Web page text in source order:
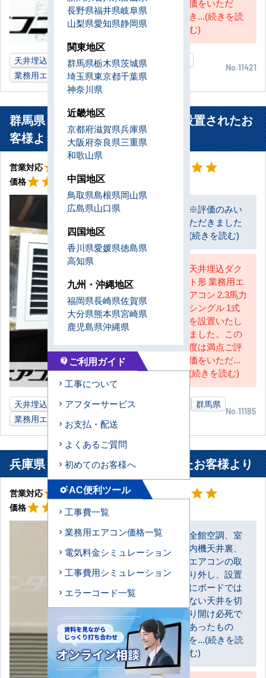
き...(続きを読
む)
天井埋込ダクト形 4馬力 薬局店舗
業務用エアコン
No.11421
群馬県 桐生市 イタリアン店舗に設置されたお
客様より
営業対応 星5
star 星5
starstar
価格 星5
starstar starstarstar
※評価のみい
ただきました
(続きを読む)
天井埋込ダク
ト形 業務用エ
アコン 2.3馬力
シングル 1式
を設置いたし
ました。この
度は満点ご評
価をいただ...
(続きを読む)
天井埋込ダクト形 2.3馬力 イタリアン店舗
群馬県
業務用エアコン
No.11185
兵庫県 丹波市 事務所に設置されたお客様より
営業対応 星4
star starstarstarstar_border工事対応 星5
star starstar
価格 星5
starstar starstarstar
お客様
全館空調、室
内機天井裏、
エアコンの取
り外し、設置
にボードでは
ない天井を切
り開け必死で
あったもの
を...(続きを読
む)
長野県福井県岐阜県
山梨県愛知県静岡県
関東地区
群馬県栃木県茨城県
埼玉県東京都千葉県
神奈川県
近畿地区
京都府滋賀県兵庫県
大阪府奈良県三重県
和歌山県
中国地区
鳥取県島根県岡山県
広島県山口県
四国地区
香川県愛媛県徳島県
高知県
九州・沖縄地区
福岡県長崎県佐賀県
大分県熊本県宮崎県
鹿児島県沖縄県
contact_support ご利用ガイド
工事について
アフターサービス
お支払・配送
よくあるご質問
初めてのお客様へ
settings_suggestAC便利ツール
工事費一覧
業務用エアコン価格一覧
電気料金シミュレーション
工事費用シミュレーション
エラーコード一覧